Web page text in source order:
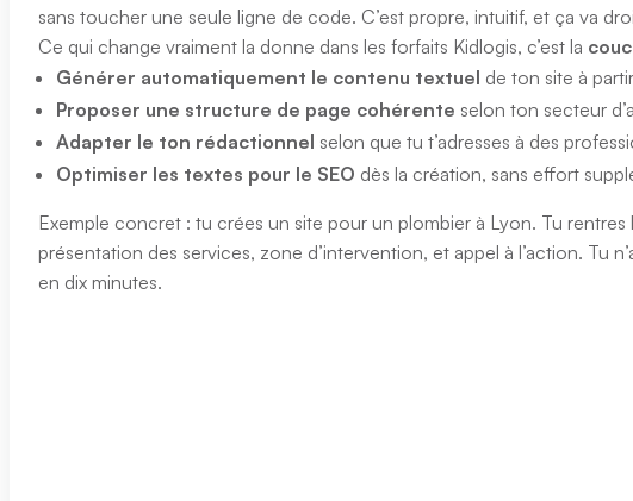
sans toucher une seule ligne de code. C’est propre, intuitif, et ça va
Ce qui change vraiment la donne dans les forfaits Kidlogis, c’est la
Générer automatiquement le contenu textuel de ton site à
Proposer une structure de page cohérente selon ton secteur
Adapter le ton rédactionnel selon que tu t’adresses à des
Optimiser les textes pour le SEO dès la création, sans effort
Exemple concret : tu crées un site pour un plombier à Lyon. Tu
présentation des services, zone d’intervention, et appel à l’action. Tu
en dix minutes.